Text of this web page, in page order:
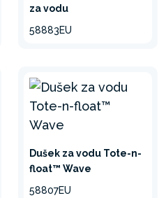
za vodu
58883EU
Dušek za vodu Tote-n-
float™ Wave
58807EU